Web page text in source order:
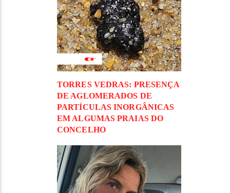
TORRES VEDRAS: PRESENÇA
DE AGLOMERADOS DE
PARTÍCULAS INORGÂNICAS
EM ALGUMAS PRAIAS DO
CONCELHO